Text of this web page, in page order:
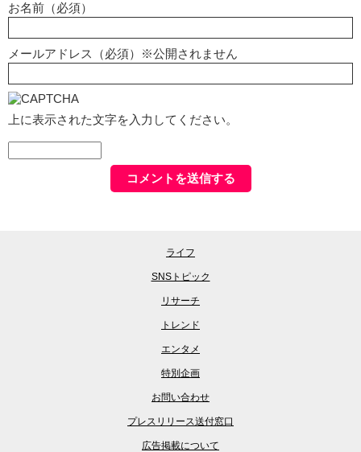
お名前（必須）
メールアドレス（必須）※公開されません
上に表示された文字を入力してください。
ライフ
SNSトピック
リサーチ
トレンド
エンタメ
特別企画
お問い合わせ
プレスリリース送付窓口
広告掲載について